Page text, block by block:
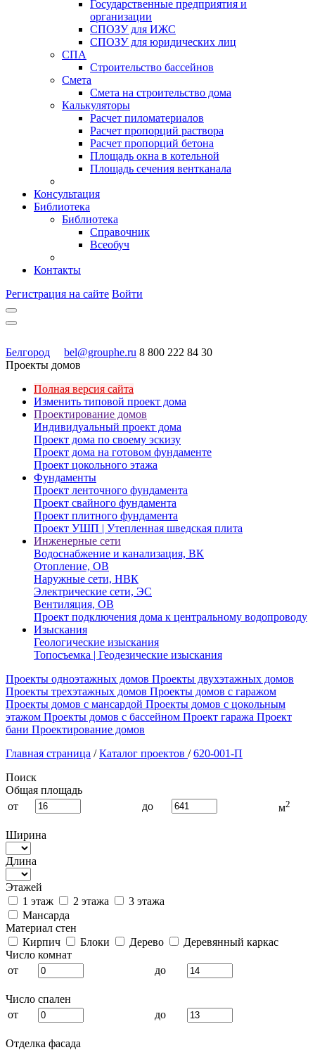
Государственные предприятия и
организации
СПОЗУ для ИЖС
СПОЗУ для юридических лиц
СПА
Строительство бассейнов
Смета
Смета на строительство дома
Калькуляторы
Расчет пиломатериалов
Расчет пропорций раствора
Расчет пропорций бетона
Площадь окна в котельной
Площадь сечения вентканала
Консультация
Библиотека
Библиотека
Справочник
Всеобуч
Контакты
Регистрация на сайте Войти
Белгород bel@grouphe.ru 8 800 222 84 30
Проекты домов
Полная версия сайта
Изменить типовой проект дома
Проектирование домов
Индивидуальный проект дома
Проект дома по своему эскизу
Проект дома на готовом фундаменте
Проект цокольного этажа
Фундаменты
Проект ленточного фундамента
Проект свайного фундамента
Проект плитного фундамента
Проект УШП | Утепленная шведская плита
Инженерные сети
Водоснабжение и канализация, ВК
Отопление, ОВ
Наружные сети, НВК
Электрические сети, ЭС
Вентиляция, ОВ
Проект подключения дома к центральному водопроводу
Изыскания
Геологические изыскания
Топосъемка | Геодезические изыскания
Проекты одноэтажных домов Проекты двухэтажных домов
Проекты трехэтажных домов Проекты домов с гаражом
Проекты домов с мансардой Проекты домов с цокольным
этажом Проекты домов с бассейном Проект гаража Проект
бани Проектирование домов
Главная страница / Каталог проектов / 620-001-П
Поиск
Общая площадь
от
до м2
Ширина
Длина
Этажей
1 этаж
2 этажа
3 этажа
Мансарда
Материал стен
Кирпич
Блоки Дерево
Деревянный каркас
Число комнат
от
до
Число спален
от
до
Отделка фасада